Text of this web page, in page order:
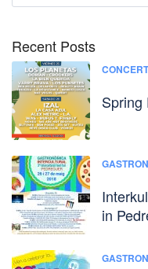
Recent Posts
Spring
in